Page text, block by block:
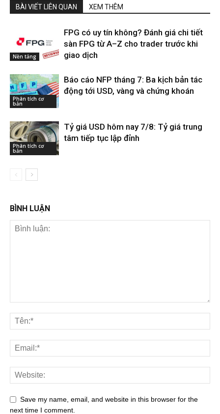
BÀI VIẾT LIÊN QUAN XEM THÊM
Nền tảng
FPG có uy tín không? Đánh giá chi tiết
sàn FPG từ A–Z cho trader trước khi
giao dịch
Phân tích cơ
bản
Báo cáo NFP tháng 7: Ba kịch bản tác
động tới USD, vàng và chứng khoán
Phân tích cơ
bản
Tỷ giá USD hôm nay 7/8: Tỷ giá trung
tâm tiếp tục lập đỉnh
BÌNH LUẬN
Save my name, email, and website in this browser for the
next time I comment.